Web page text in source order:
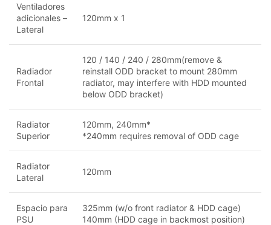
Ventiladores
adicionales –
Lateral
120mm x 1
Radiador
Frontal
120 / 140 / 240 / 280mm(remove &
reinstall ODD bracket to mount 280mm
radiator, may interfere with HDD mounted
below ODD bracket)
Radiator
Superior
120mm, 240mm*
*240mm requires removal of ODD cage
Radiator
Lateral
120mm
Espacio para
PSU
325mm (w/o front radiator & HDD cage)
140mm (HDD cage in backmost position)